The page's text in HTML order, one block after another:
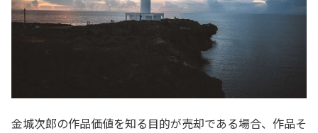
金城次郎の作品価値を知る目的が売却である場合、作品そ